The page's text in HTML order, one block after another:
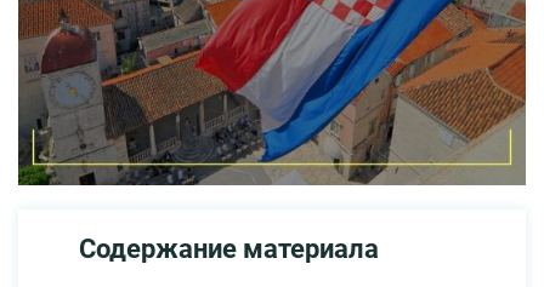
Содержание материала